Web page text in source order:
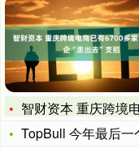
智财资本 重庆跨境电商已有6700多家 专家为渝企
TopBull 今年最后